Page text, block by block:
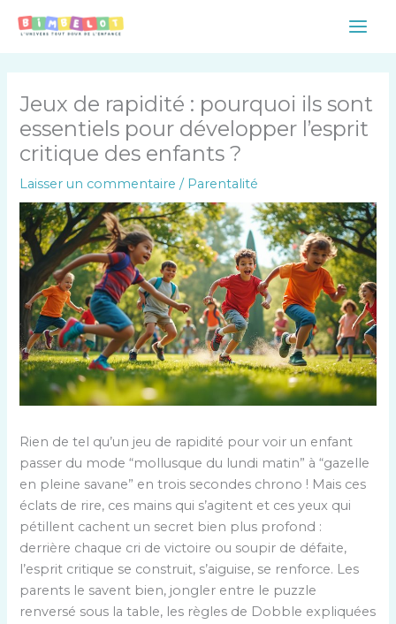
Main
Jeux de rapidité : pourquoi ils sont
essentiels pour développer l’esprit
critique des enfants ?
Laisser un commentaire / Parentalité
Rien de tel qu’un jeu de rapidité pour voir un enfant
passer du mode “mollusque du lundi matin” à “gazelle
en pleine savane” en trois secondes chrono ! Mais ces
éclats de rire, ces mains qui s’agitent et ces yeux qui
pétillent cachent un secret bien plus profond :
derrière chaque cri de victoire ou soupir de défaite,
l’esprit critique se construit, s’aiguise, se renforce. Les
parents le savent bien, jongler entre le puzzle
renversé sous la table, les règles de Dobble expliquées